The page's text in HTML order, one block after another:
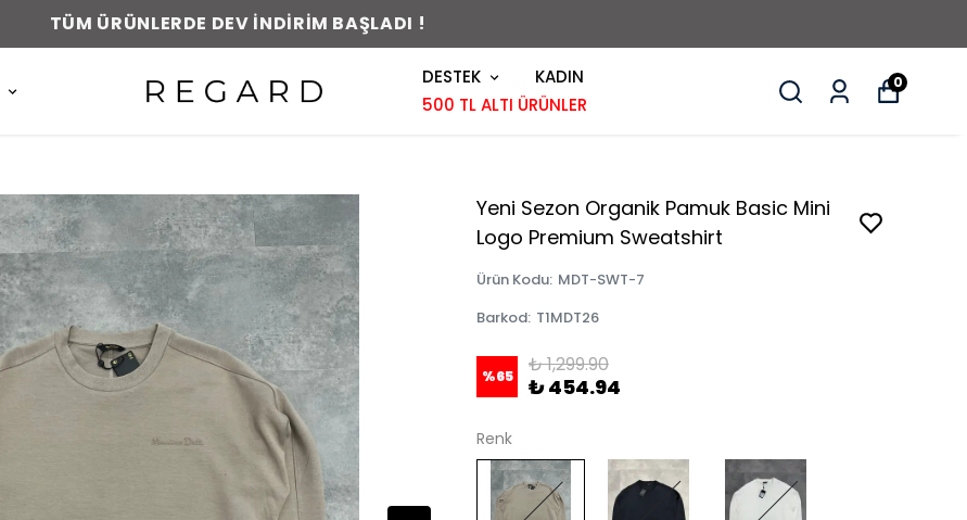
0-48 SAAT İÇERİSİNDE KARGODA !
DESTEK
KADIN
500 TL ALTI ÜRÜNLER
0
Yeni Sezon Organik Pamuk Basic Mini
Logo Premium Sweatshirt
Ürün Kodu: MDT-SWT-7
Barkod: T1MDT26
%65 ₺ 1,299.90
₺ 454.94
Renk